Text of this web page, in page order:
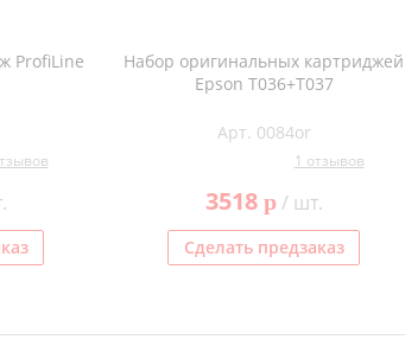
ProfiLine
Набор оригинальных картриджей
Epson T036+T037
Арт. 0084or
1 отзывов
3518 p/ шт.
Сделать предзаказ